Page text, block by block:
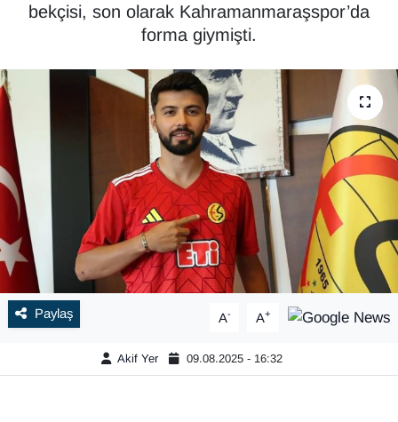
bekçisi, son olarak Kahramanmaraşspor’da
forma giymişti.
Paylaş A- A+
Akif Yer 09.08.2025 - 16:32